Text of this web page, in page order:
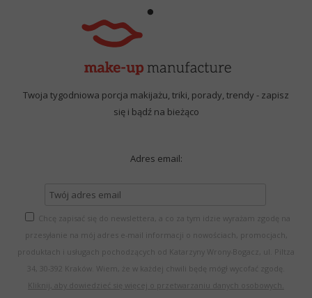
Twoja tygodniowa porcja makijażu, triki, porady, trendy - zapisz
się i bądź na bieżąco
Adres email:
Chcę zapisać się do newslettera, a co za tym idzie wyrażam zgodę na
przesyłanie na mój adres e-mail informacji o nowościach, promocjach,
produktach i usługach pochodzących od Katarzyny Wrony-Bogacz, ul. Piltza
34, 30-392 Kraków. Wiem, że w każdej chwili będę mógł wycofać zgodę.
Kliknij, aby dowiedzieć się więcej o przetwarzaniu danych osobowych.